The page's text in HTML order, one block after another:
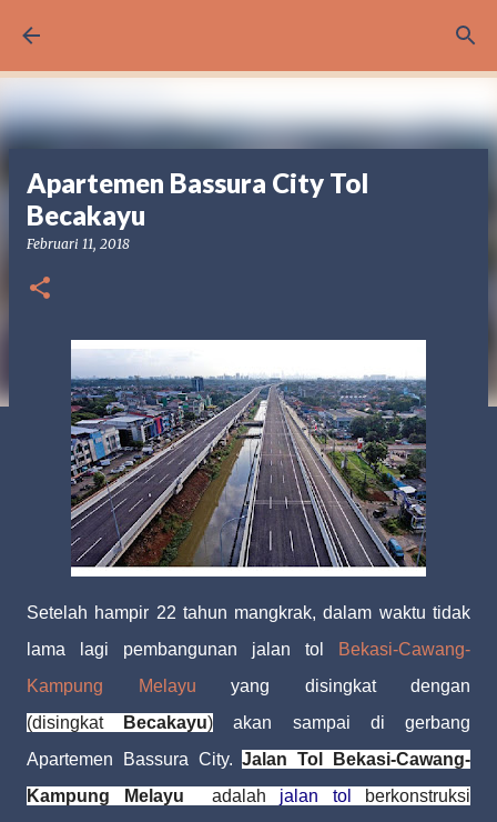
Apartemen Bassura City Tol
Becakayu
Februari 11, 2018
Setelah hampir 22 tahun mangkrak, dalam waktu tidak
lama lagi pembangunan jalan tol
Bekasi-Cawang-
Kampung Melayu yang disingkat dengan
(disingkat
Becakayu) akan sampai di gerbang
Apartemen Bassura City.Jalan Tol Bekasi-Cawang-
Kampung Melayu
adalah jalan tol
berkonstruksi